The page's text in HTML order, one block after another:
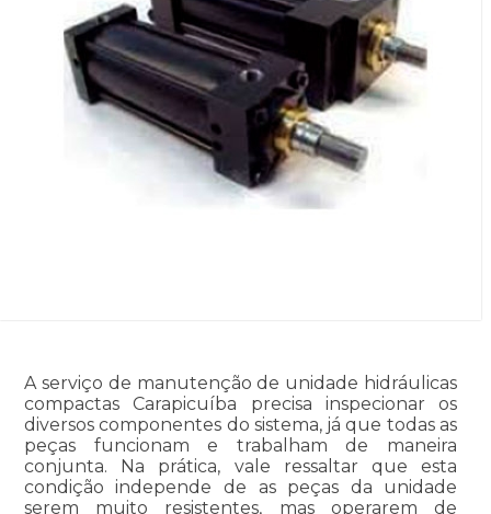
A serviço de manutenção de unidade hidráulicas
compactas Carapicuíba precisa inspecionar os
diversos componentes do sistema, já que todas as
peças funcionam e trabalham de maneira
conjunta. Na prática, vale ressaltar que esta
condição independe de as peças da unidade
serem muito resistentes, mas operarem de